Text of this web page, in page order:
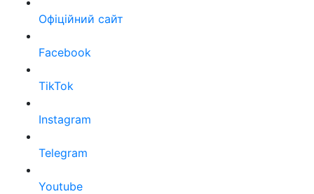
Офіційний сайт
Facebook
TikTok
Instagram
Telegram
Youtube